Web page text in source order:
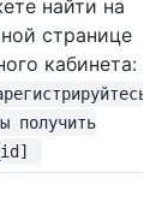
найти на
странице
кабинета:
получить